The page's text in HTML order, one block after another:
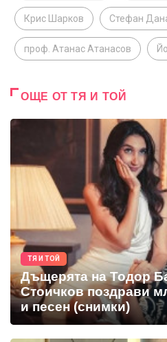
Крис Шарков Стефан
проф. Атанас Атанасов
ОЩЕ ОТ ТЯ И ТОЙ
ТЯ И ТОЙ
Дъщерята на Тодор
Стоичков поздрави
и песен (снимки)